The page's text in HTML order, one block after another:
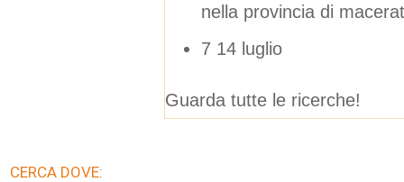
nella provincia di
7 14 luglio
Guarda tutte le ricerche!
CERCA DOVE: